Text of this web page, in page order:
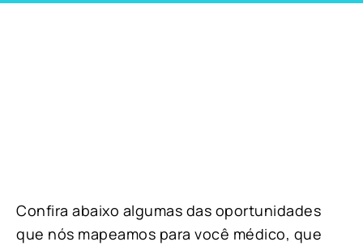
Confira abaixo algumas das oportunidades
que nós mapeamos para você médico, que